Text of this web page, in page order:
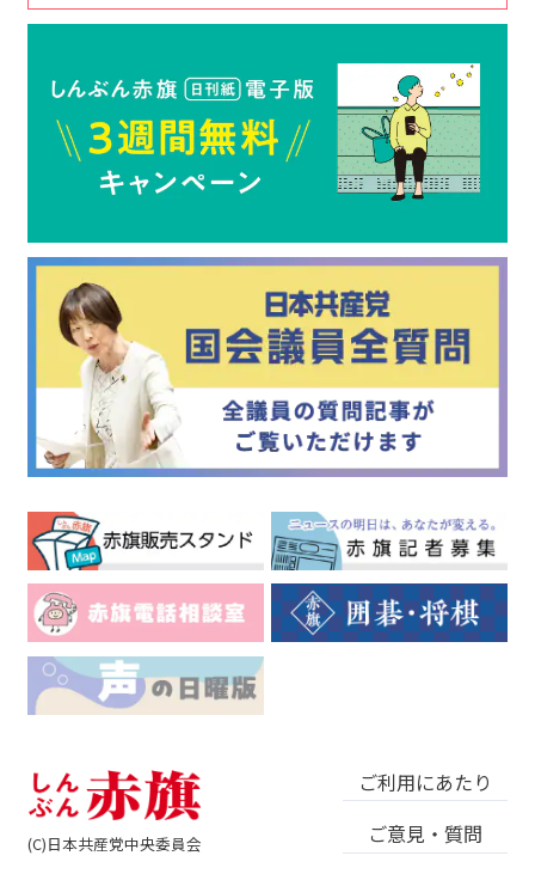
(C)日本共産党中央委員会
ご利用にあたり
ご意見・質問